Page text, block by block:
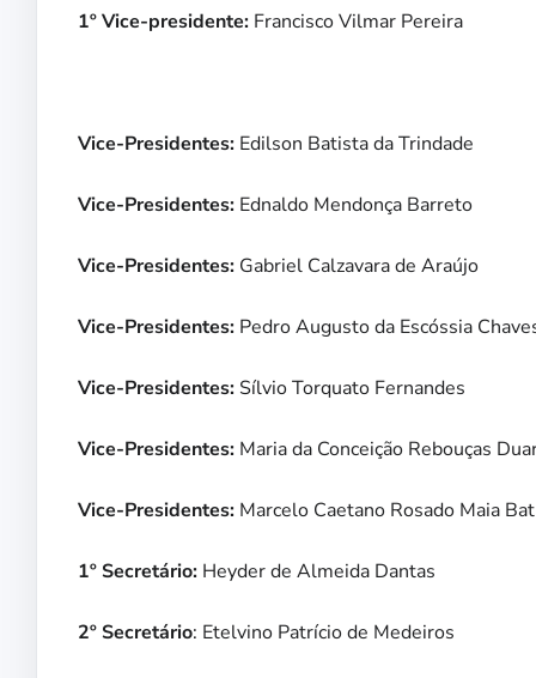
1º Vice-presidente: Francisco Vilmar Pereira
Vice-Presidentes: Edilson Batista da Trindade
Vice-Presidentes: Ednaldo Mendonça Barreto
Vice-Presidentes: Gabriel Calzavara de Araújo
Vice-Presidentes: Pedro Augusto da Escóssia
Vice-Presidentes: Sílvio Torquato Fernandes
Vice-Presidentes: Maria da Conceição Rebouças
Vice-Presidentes: Marcelo Caetano Rosado Maia
1º Secretário: Heyder de Almeida Dantas
2º Secretário: Etelvino Patrício de Medeiros